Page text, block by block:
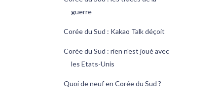
guerre
Corée du Sud : Kakao Talk déçoit
Corée du Sud : rien n'est joué avec
les Etats-Unis
Quoi de neuf en Corée du Sud ?